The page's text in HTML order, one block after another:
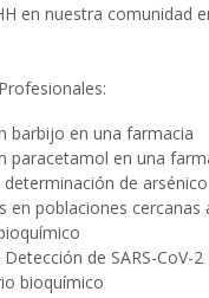
en nuestra comunidad
barbijo en una farmacia
paracetamol en una
determinación de
en poblaciones cercanas
Detección de SARS-CoV-
bioquímico